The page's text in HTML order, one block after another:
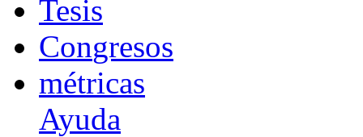
Tesis
Congresos
métricas
Ayuda